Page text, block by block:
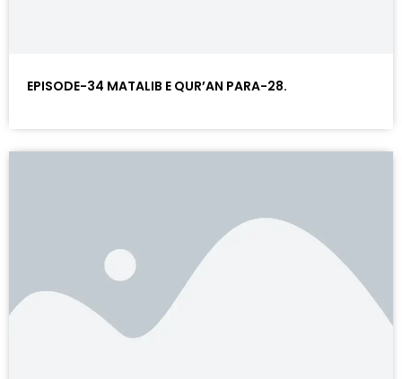
EPISODE-34 MATALIB E QUR’AN PARA-28.